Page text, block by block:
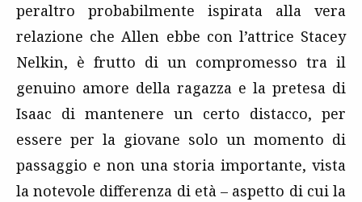
peraltro probabilmente ispirata alla vera
relazione che Allen ebbe con l’attrice Stacey
Nelkin, è frutto di un compromesso tra il
genuino amore della ragazza e la pretesa di
Isaac di mantenere un certo distacco, per
essere per la giovane solo un momento di
passaggio e non una storia importante, vista
la notevole differenza di età – aspetto di cui la